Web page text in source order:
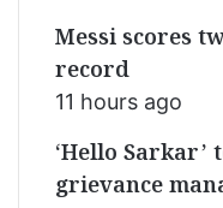
Messi scores
record
11 hours ago
‘Hello
grievance